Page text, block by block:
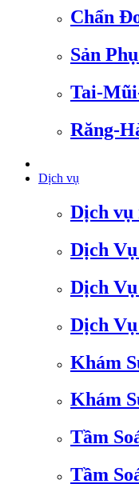
Chẩn
Sản
Tai-
Răng-
Dịch vụ
Dịch vụ
Dịch
Dịch
Dịch
Khám
Khám
Tầm
Tầm